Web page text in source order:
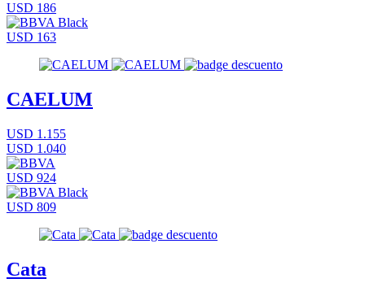
USD 186
USD 163
CAELUM
USD 1.155
USD 1.040
USD 924
USD 809
Cata